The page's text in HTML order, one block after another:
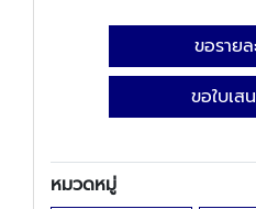
ขอราย
ขอใบเส
หมวดหมู่